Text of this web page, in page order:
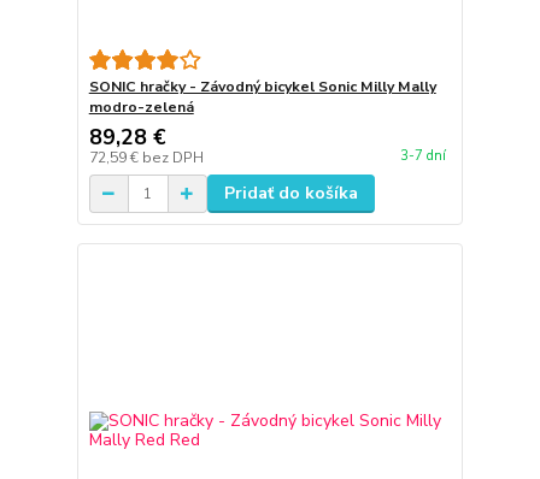
SONIC hračky - Závodný bicykel Sonic Milly Mally
modro-zelená
89,28 €
72,59 € bez DPH 3-7 dní
Pridať do košíka